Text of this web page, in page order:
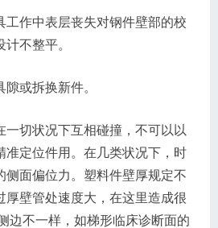
工作中表层丧失对钢件壁部的校
不整平。
或拆换新件。
一切状况下互相碰撞，不可以以
准定位件用。在几类状况下，时
侧面偏位力。塑料件壁厚规定不
厚壁管处速度大，在这里造成很
边不一样，如梯形临床诊断面的